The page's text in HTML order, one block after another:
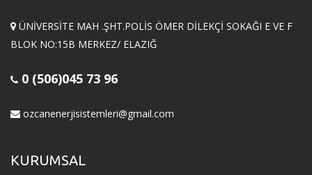
ÜNİVERSİTE MAH .ŞHT.POLİS ÖMER DİLEKÇİ SOKAĞI E VE F
BLOK NO:15B MERKEZ/ ELAZIĞ
0 (506)045 73 96
ozcanenerjisistemleri@gmail.com
KURUMSAL